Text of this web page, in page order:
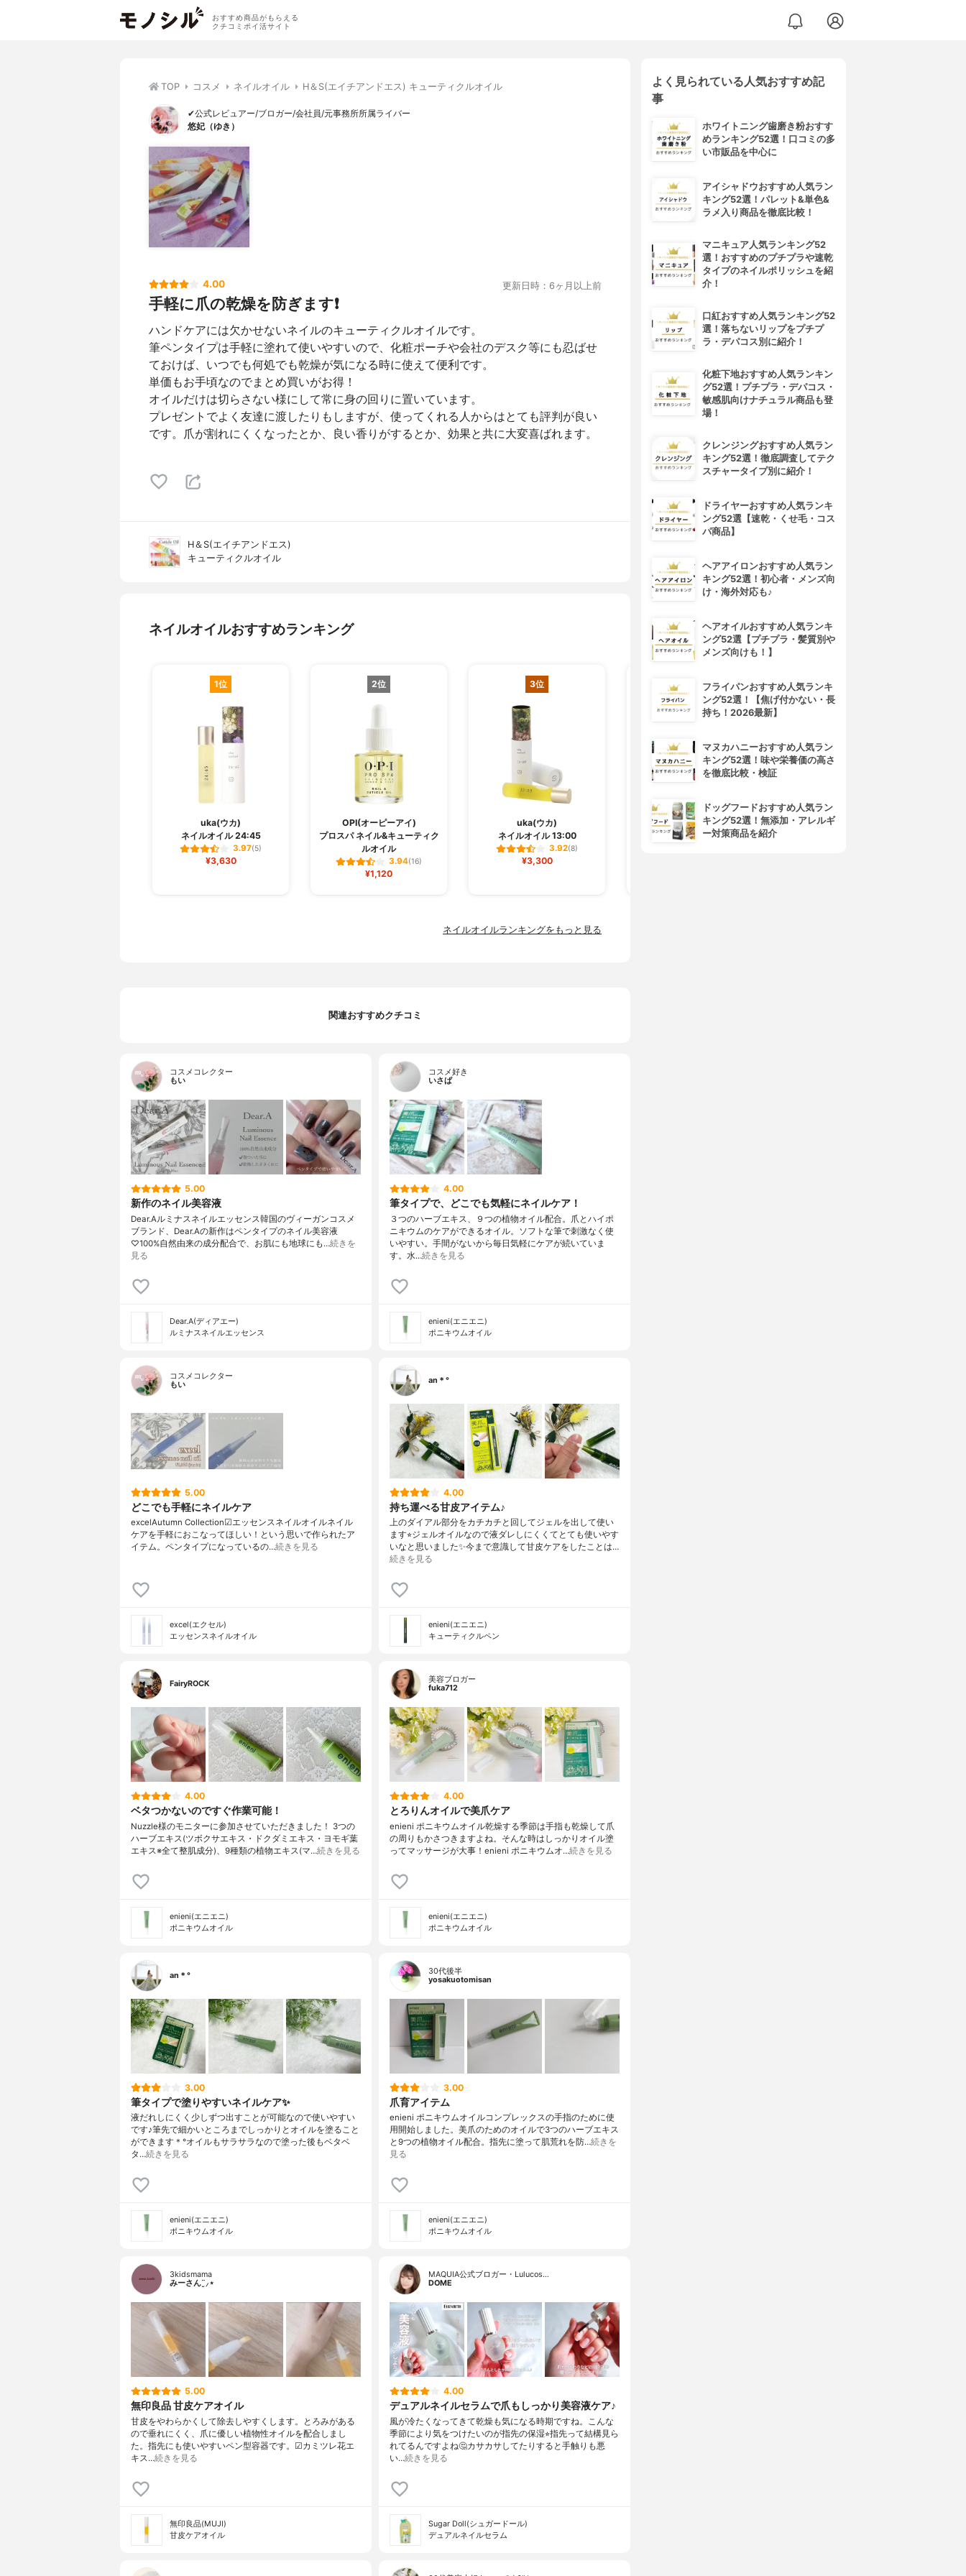
おすすめ商品がもらえる
クチコミポイ活サイト
TOP コスメ ネイルオイル H＆S(エイチアンドエス) キューティクルオイル
✔公式レビュアー/ブロガー/会社員/元事務所所属ライバー
悠妃（ゆき）
4.00 更新日時：6ヶ月以上前
手軽に爪の乾燥を防ぎます❗
ハンドケアには欠かせないネイルのキューティクルオイルです。
筆ペンタイプは手軽に塗れて使いやすいので、化粧ポーチや会社のデスク等にも忍ばせ
ておけば、いつでも何処でも乾燥が気になる時に使えて便利です。
単価もお手頃なのでまとめ買いがお得！
オイルだけは切らさない様にして常に身の回りに置いています。
プレゼントでよく友達に渡したりもしますが、使ってくれる人からはとても評判が良い
です。爪が割れにくくなったとか、良い香りがするとか、効果と共に大変喜ばれます。
H＆S(エイチアンドエス)
キューティクルオイル
ネイルオイルおすすめランキング
1位
uka(ウカ)
ネイルオイル 24:45
3.97(5)
¥3,630
2位
OPI(オーピーアイ)
プロスパ ネイル&キューティク
ルオイル
3.94(16)
¥1,120
3位
uka(ウカ)
ネイルオイル 13:00
3.92(8)
¥3,300
&nail(アンドネイル)
オーガニックブレンドオイル
GROWN CARE(グロウンケア)
ネイルオイルランキングをもっと見る
関連おすすめクチコミ
コスメコレクター
もい
5.00
新作のネイル美容液
Dear.Aルミナスネイルエッセンス韓国のヴィーガンコスメ
ブランド、Dear.Aの新作はペンタイプのネイル美容液
♡100%自然由来の成分配合で、お肌にも地球にも…続きを
見る
Dear.A(ディアエー)
ルミナスネイルエッセンス
コスメ好き
いさぱ
4.00
筆タイプで、どこでも気軽にネイルケア！
３つのハーブエキス、９つの植物オイル配合。爪とハイポ
ニキウムのケアができるオイル。ソフトな筆で刺激なく使
いやすい。手間がないから毎日気軽にケアが続いていま
す。水…続きを見る
enieni(エニエニ)
ポニキウムオイル
コスメコレクター
もい
5.00
どこでも手軽にネイルケア
excelAutumn Collection☑︎エッセンスネイルオイルネイル
ケアを手軽におこなってほしい！という思いで作られたア
イテム。ペンタイプになっているの…続きを見る
excel(エクセル)
エッセンスネイルオイル
an＊°
4.00
持ち運べる甘皮アイテム♪
上のダイアル部分をカチカチと回してジェルを出して使い
ます⭐︎ジェルオイルなので液ダレしにくくてとても使いやす
いなと思いました✨今まで意識して甘皮ケアをしたことは…
続きを見る
enieni(エニエニ)
キューティクルペン
FairyROCK
4.00
ベタつかないのですぐ作業可能！
Nuzzle様のモニターに参加させていただきました！ 3つの
ハーブエキス(ツボクサエキス・ドクダミエキス・ヨモギ葉
エキス※全て整肌成分)、9種類の植物エキス(マ…続きを見る
enieni(エニエニ)
ポニキウムオイル
美容ブロガー
fuka712
4.00
とろりんオイルで美爪ケア
enieni ポニキウムオイル乾燥する季節は手指も乾燥して爪
の周りもかさつきますよね。そんな時はしっかりオイル塗
ってマッサージが大事！enieni ポニキウムオ…続きを見る
enieni(エニエニ)
ポニキウムオイル
an＊°
3.00
筆タイプで塗りやすいネイルケア✨
液だれしにくく少しずつ出すことが可能なので使いやすい
です♪筆先で細かいところまでしっかりとオイルを塗ること
ができます＊°オイルもサラサラなので塗った後もベタベ
タ…続きを見る
enieni(エニエニ)
ポニキウムオイル
30代後半
yosakuotomisan
3.00
爪育アイテム
enieni ポニキウムオイルコンプレックスの手指のために使
用開始しました。美爪のためのオイルで3つのハーブエキス
と9つの植物オイル配合。指先に塗って肌荒れを防…続きを
見る
enieni(エニエニ)
ポニキウムオイル
3kidsmama
みーさん¨̮⸝⋆
5.00
無印良品 甘皮ケアオイル
甘皮をやわらかくして除去しやすくします。とろみがある
ので垂れにくく、爪に優しい植物性オイルを配合しまし
た。指先にも使いやすいペン型容器です。☑︎カミツレ花エ
キス…続きを見る
無印良品(MUJI)
甘皮ケアオイル
MAQUIA公式ブロガー・Lulucos…
DOME
4.00
デュアルネイルセラムで爪もしっかり美容液ケア♪
風が冷たくなってきて乾燥も気になる時期ですね。こんな
季節により気をつけたいのが指先の保湿⭐︎指先って結構見ら
れてるんですよね🤔カサカサしてたりすると手触りも悪
い…続きを見る
Sugar Doll(シュガードール)
デュアルネイルセラム
よく見られている人気おすすめ記
事
ホワイトニング歯磨き粉おすす
めランキング52選！口コミの多
い市販品を中心に
アイシャドウおすすめ人気ラン
キング52選！パレット&単色&
ラメ入り商品を徹底比較！
マニキュア人気ランキング52
選！おすすめのプチプラや速乾
タイプのネイルポリッシュを紹
介！
口紅おすすめ人気ランキング52
選！落ちないリップをプチプ
ラ・デパコス別に紹介！
化粧下地おすすめ人気ランキン
グ52選！プチプラ・デパコス・
敏感肌向けナチュラル商品も登
場！
クレンジングおすすめ人気ラン
キング52選！徹底調査してテク
スチャータイプ別に紹介！
ドライヤーおすすめ人気ランキ
ング52選【速乾・くせ毛・コス
パ商品】
ヘアアイロンおすすめ人気ラン
キング52選！初心者・メンズ向
け・海外対応も♪
ヘアオイルおすすめ人気ランキ
ング52選【プチプラ・髪質別や
メンズ向けも！】
フライパンおすすめ人気ランキ
ング52選！【焦げ付かない・長
持ち！2026最新】
マヌカハニーおすすめ人気ラン
キング52選！味や栄養価の高さ
を徹底比較・検証
ドッグフードおすすめ人気ラン
キング52選！無添加・アレルギ
ー対策商品を紹介